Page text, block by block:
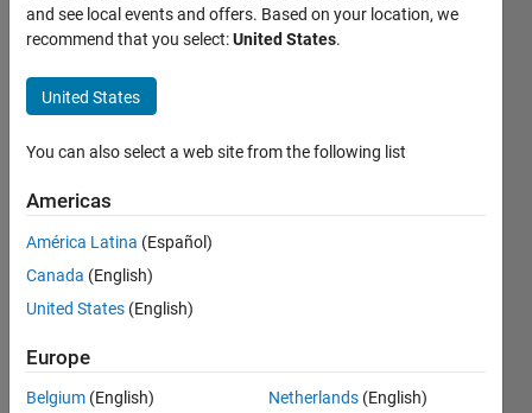
２つの
グラフ
に跨が
った線
を引く
Mamoru
Mabuchi
7 Jul
2020
Updated
2 Views
and see local events and offers. Based on your location, we
recommend that you select:United States.
United States
You can also select a web site from the following list
Americas
América Latina (Español)
Canada (English)
United States (English)
Europe
Belgium (English)
Netherlands (English)